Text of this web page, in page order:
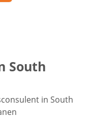
South
in South